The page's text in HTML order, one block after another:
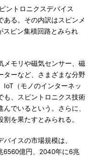
ントロニクスデバイス
ある。その内訳はスピンメ
スピン集積回路とみられ
モリや磁気センサー、磁
ターなど、さまざまな分野
IoT（モノのインターネッ
も、スピントロニクス技術
でいるという。さらに、
を果たすとみられる。
イスの市場規模は、
6560億円、2040年に6兆